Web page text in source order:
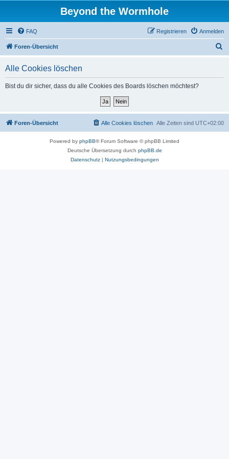
Beyond the Wormhole
FAQ Anmelden
Registrieren
Foren-Übersicht
Alle Cookies löschen
Bist du dir sicher, dass du alle Cookies des Boards löschen möchtest?
Foren-Übersicht Alle Zeiten sind UTC+02:00
Alle Cookies löschen
Powered by phpBB® Forum Software © phpBB Limited
Deutsche Übersetzung durch phpBB.de
Datenschutz| Nutzungsbedingungen